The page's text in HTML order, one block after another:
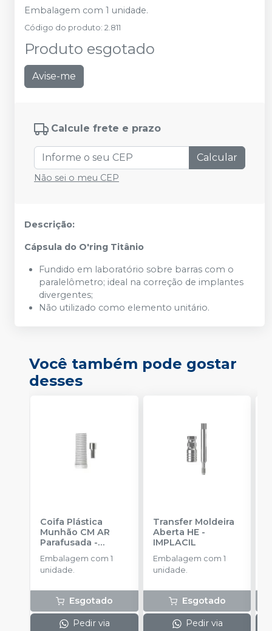
Embalagem com 1 unidade.
Código do produto: 2.811
Produto esgotado
Avise-me
Calcule frete e prazo
Calcular
Não sei o meu CEP
Descrição:
Cápsula do O'ring Titânio
Fundido em laboratório sobre barras com o
paralelômetro; ideal na correção de implantes
divergentes;
Não utilizado como elemento unitário.
Você também pode gostar
desses
Coifa Plástica
Munhão CM AR
Parafusada -
IMPLACIL
Embalagem com 1
unidade.
Esgotado
Pedir via
Transfer Moldeira
Aberta HE-
IMPLACIL
Embalagem com 1
unidade.
Esgotado
Pedir via